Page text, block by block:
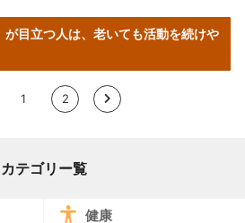
が目立つ人は、老いても活動を続けや
1 2 >
カテゴリー覧
健康